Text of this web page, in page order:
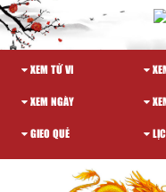
XEM TỬ VI
XEM NGÀY
GIEO QUẺ